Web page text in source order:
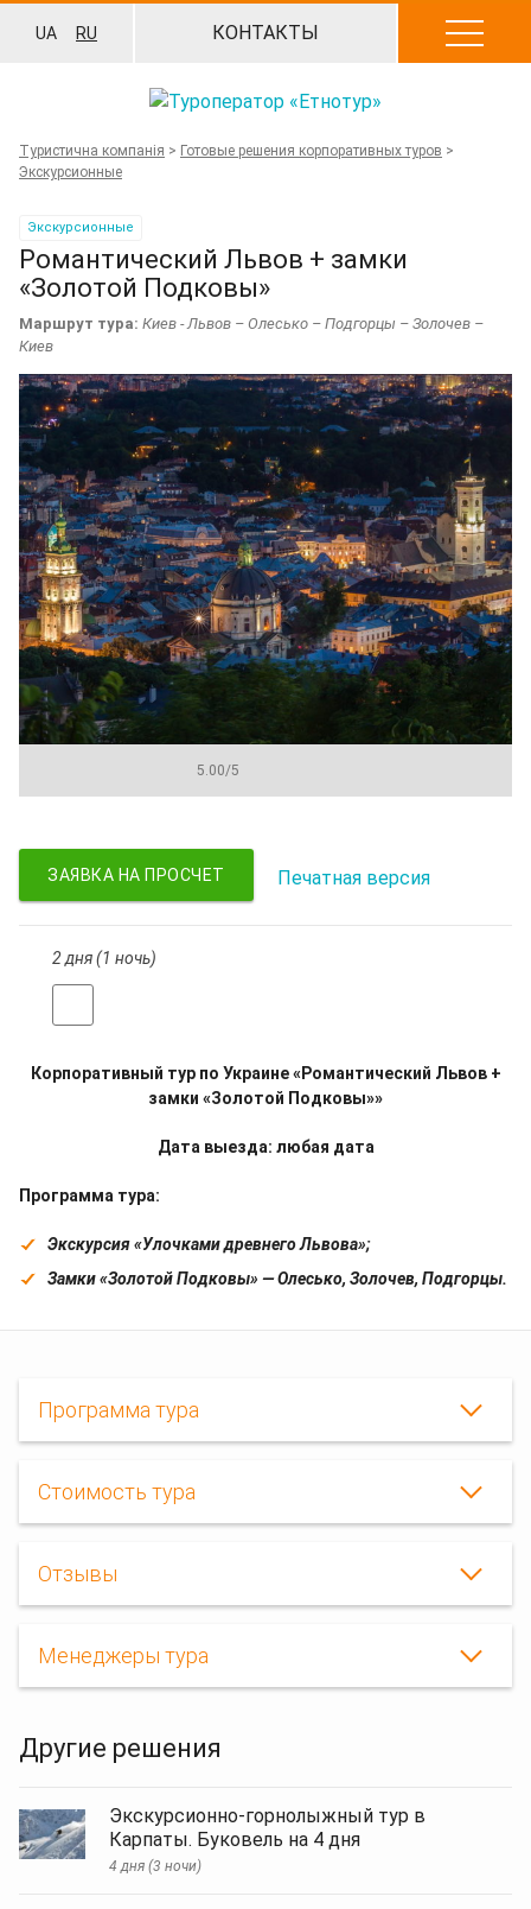
UA RU КОНТАКТЫ
Туристична компанія > Готовые решения корпоративных туров >
Экскурсионные
Экскурсионные
Романтический Львов + замки
«Золотой Подковы»
Маршрут тура: Киев - Львов – Олесько – Подгорцы – Золочев –
Киев
5.00/5
ЗАЯВКА НА ПРОСЧЕТ Печатная версия
2 дня (1 ночь)
Корпоративный тур по Украине «Романтический Львов +
замки «Золотой Подковы»»
Дата выезда: любая дата
Программа тура:
Экскурсия «Улочками древнего Львова»;
Замки «Золотой Подковы» — Олесько, Золочев, Подгорцы.
Программа тура
Стоимость тура
Отзывы
Менеджеры тура
Другие решения
Экскурсионно-горнолыжный тур в
Карпаты. Буковель на 4 дня
4 дня (3 ночи)